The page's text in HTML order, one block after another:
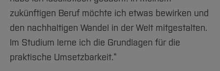
zukünftigen Beruf möchte ich etwas bewirken und
den nachhaltigen Wandel in der Welt mitgestalten.
Im Studium lerne ich die Grundlagen für die
praktische Umsetzbarkeit.“